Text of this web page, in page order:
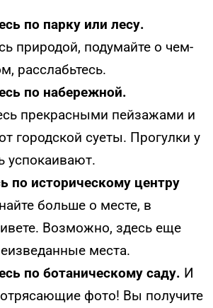
по парку или лесу.
природой, подумайте о чем-
расслабьтесь.
по набережной.
прекрасными пейзажами и
городской суеты. Прогулки у
успокаивают.
по историческому центру
больше о месте, в
Возможно, здесь еще
места.
по ботаническому саду. И
фото! Вы получите